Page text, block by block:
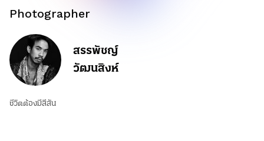
Photographer
สรรพัชญ์
วัฒนสิงห์
ชีวิตต้องมีสีสัน